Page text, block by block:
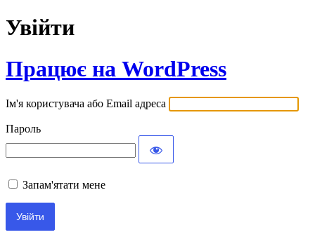
Увійти
Працює на WordPress
Ім'я користувача або Email адреса
Пароль
Запам'ятати мене